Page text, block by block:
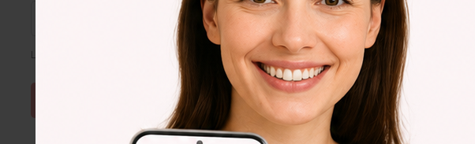
Lütfen e-posta adresinizi giriniz